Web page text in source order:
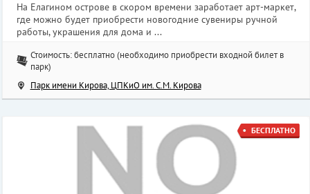
На Елагином острове в скором времени заработает арт-маркет,
где можно будет приобрести новогодние сувениры ручной
работы, украшения для дома и ...
Стоимость: бесплатно (необходимо приобрести входной билет в
парк)
Парк имени Кирова, ЦПКиО им. С.М. Кирова
БЕСПЛАТНО